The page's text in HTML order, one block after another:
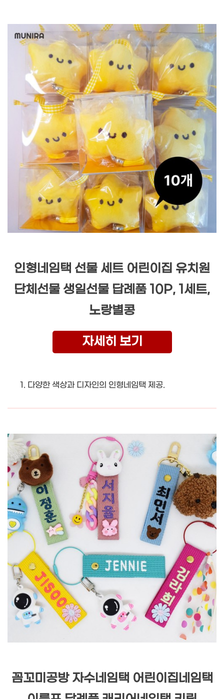
인형네임택 선물 세트 어린이집 유치원
단체선물 생일선물 답례품 10P, 1세트,
노랑별콩
자세히 보기
다양한 색상과 디자인의 인형네임택 제공.
꼼꼬미공방 자수네임택 어린이집네임택